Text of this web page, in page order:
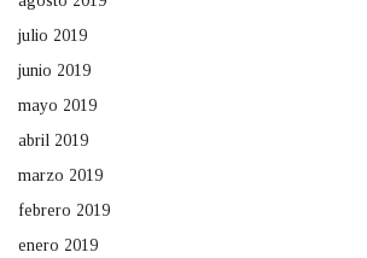
julio 2019
junio 2019
mayo 2019
abril 2019
marzo 2019
febrero 2019
enero 2019